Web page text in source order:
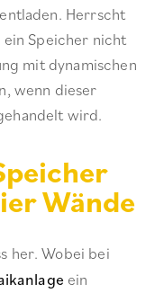
Herrscht
Speicher nicht
mit dynamischen
wenn dieser
wird.
Wände
her. Wobei bei
ein